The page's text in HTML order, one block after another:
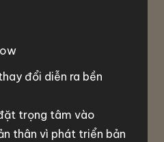
đổi diễn ra bền
trọng tâm vào
thân vì phát triển bản